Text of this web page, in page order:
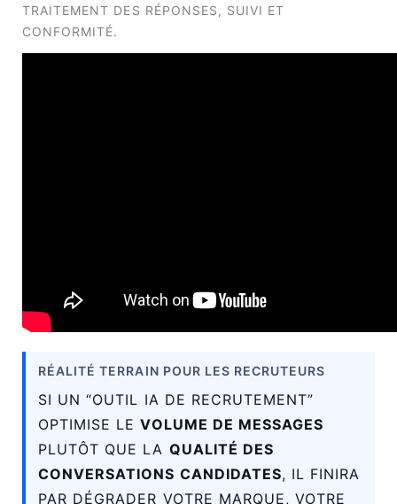
TRAITEMENT DES RÉPONSES, SUIVI ET
CONFORMITÉ.
RÉALITÉ TERRAIN POUR LES RECRUTEURS
SI UN “OUTIL IA DE RECRUTEMENT”
OPTIMISE LEVOLUME DE MESSAGES
PLUTÔT QUE LA QUALITÉ DES
CONVERSATIONS CANDIDATES, IL FINIRA
PAR DÉGRADER VOTRE MARQUE, VOTRE